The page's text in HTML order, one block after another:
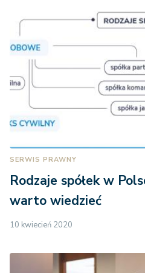
SERWIS PRAWNY
Rodzaje spółek w
warto wiedzieć
10 kwiecień 2020